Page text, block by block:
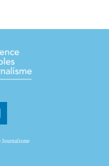
Journalisme